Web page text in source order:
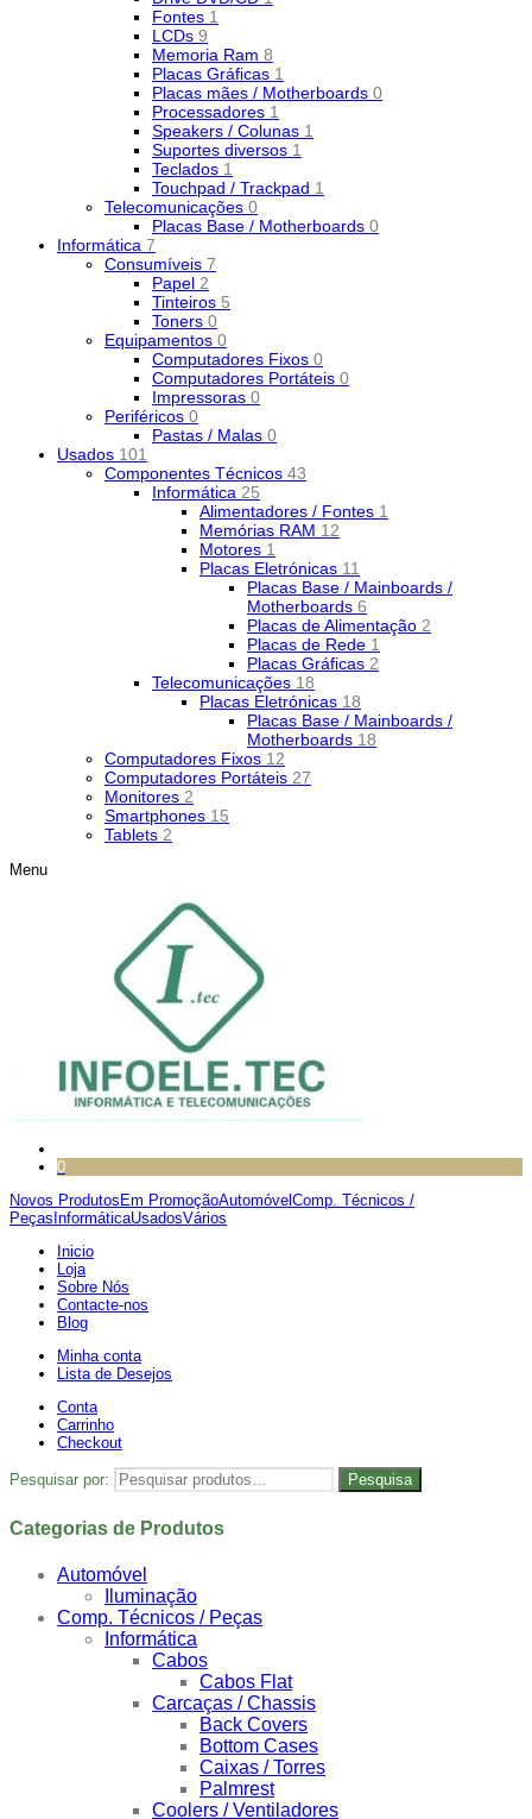
Fontes 1
LCDs 9
Memoria Ram 8
Placas Gráficas 1
Placas mães / Motherboards 0
Processadores 1
Speakers / Colunas 1
Suportes diversos 1
Teclados 1
Touchpad / Trackpad 1
Telecomunicações 0
Placas Base / Motherboards 0
Informática 7
Consumíveis 7
Papel 2
Tinteiros 5
Toners 0
Equipamentos 0
Computadores Fixos 0
Computadores Portáteis 0
Impressoras 0
Periféricos 0
Pastas / Malas 0
Usados 101
Componentes Técnicos 43
Informática 25
Alimentadores / Fontes 1
Memórias RAM 12
Motores 1
Placas Eletrónicas 11
Placas Base / Mainboards /
Motherboards 6
Placas de Alimentação 2
Placas de Rede 1
Placas Gráficas 2
Telecomunicações 18
Placas Eletrónicas 18
Placas Base / Mainboards /
Motherboards 18
Computadores Fixos 12
Computadores Portáteis 27
Monitores 2
Smartphones 15
Tablets 2
Menu
0
Novos Produtos Em PromoçãoAutomóvel Comp. Técnicos /
Peças InformáticaUsadosVários
Inicio
Loja
Sobre Nós
Contacte-nos
Blog
Minha conta
Lista de Desejos
Conta
Carrinho
Checkout
Pesquisar por: Pesquisa
Categorias de Produtos
Automóvel
Iluminação
Comp. Técnicos / Peças
Informática
Cabos
Cabos Flat
Carcaças / Chassis
Back Covers
Bottom Cases
Caixas / Torres
Palmrest
Coolers / Ventiladores